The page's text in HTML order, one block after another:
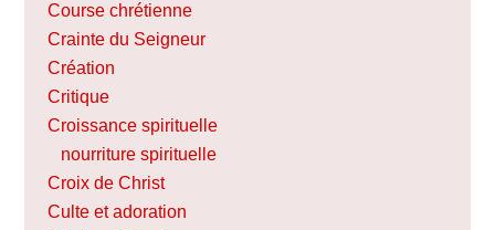
Course chrétienne
Crainte du Seigneur
Création
Critique
Croissance spirituelle
nourriture spirituelle
Croix de Christ
Culte et adoration